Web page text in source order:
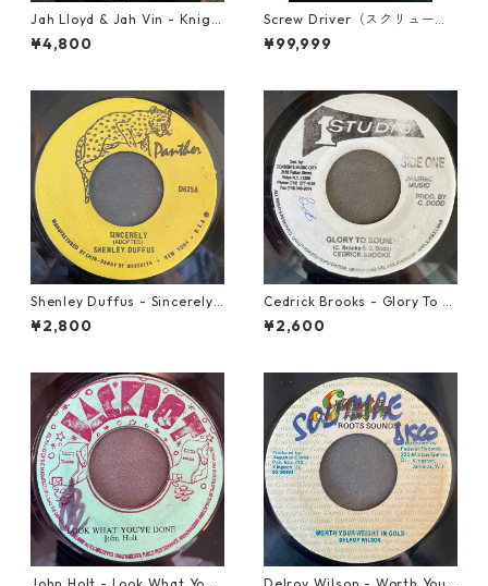
Jah Lloyd & Jah Vin - Knigh
t Of The Round Table【7-21
908】
¥4,800
Screw Driver（スクリュード
ライバー） - Computer Rule
【7'】
¥99,999
Shenley Duffus - Sincerely
【7-22021】
¥2,800
Cedrick Brooks - Glory To S
ounds【7-21786】
¥2,600
John Holt - Look What Yo
Delroy Wilson - Worth Your